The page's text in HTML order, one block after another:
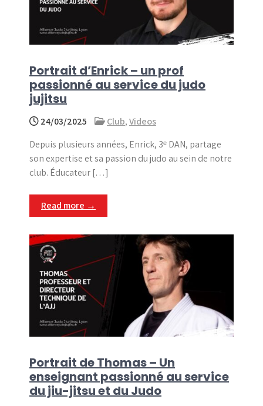
Portrait d’Enrick – un prof
passionné au service du judo
jujitsu
24/03/2025 Club,Videos
Depuis plusieurs années, Enrick, 3ᵉ DAN, partage
son expertise et sa passion du judo au sein de notre
club. Éducateur […]
Read more →
Portrait de Thomas – Un
enseignant passionné au service
du jiu-jitsu et du Judo